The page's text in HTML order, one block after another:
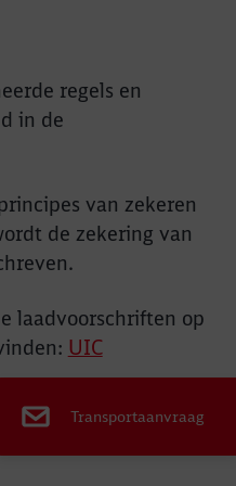
Transportaanvraag
regels en
in de
van zekeren
de zekering van
laadvoorschriften op
UIC